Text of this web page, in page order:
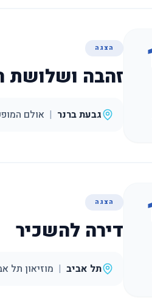
הצגה
זהבה ושלושת
גבעת ברנר | אולם
הצגה
דירה להשכיר
תל אביב | מוזיאון תל